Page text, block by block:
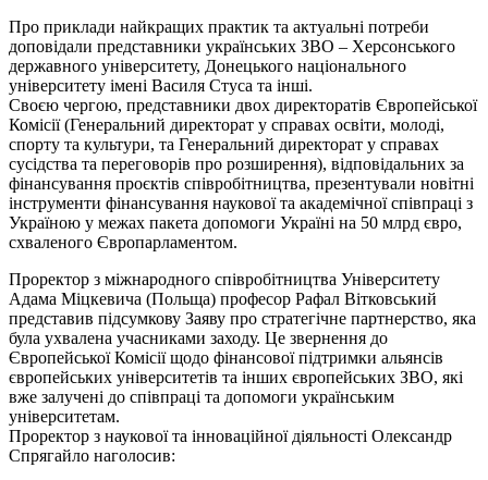
Про приклади найкращих практик та актуальні потреби
доповідали представники українських ЗВО – Херсонського
державного університету, Донецького національного
університету імені Василя Стуса та інші.
Своєю чергою, представники двох директоратів Європейської
Комісії (Генеральний директорат у справах освіти, молоді,
спорту та культури, та Генеральний директорат у справах
сусідства та переговорів про розширення), відповідальних за
фінансування проєктів співробітництва, презентували новітні
інструменти фінансування наукової та академічної співпраці з
Україною у межах пакета допомоги Україні на 50 млрд євро,
схваленого Європарламентом.
Проректор з міжнародного співробітництва Університету
Адама Міцкевича (Польща) професор Рафал Вітковський
представив підсумкову Заяву про стратегічне партнерство, яка
була ухвалена учасниками заходу. Це звернення до
Європейської Комісії щодо фінансової підтримки альянсів
європейських університетів та інших європейських ЗВО, які
вже залучені до співпраці та допомоги українським
університетам.
Проректор з наукової та інноваційної діяльності Олександр
Спрягайло наголосив: